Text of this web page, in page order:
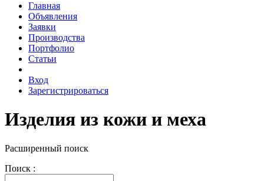
Главная
Объявления
Заявки
Производства
Портфолио
Статьи
Вход
Зарегистрироваться
Изделия из кожи и меха
Расширенный поиск
Поиск :